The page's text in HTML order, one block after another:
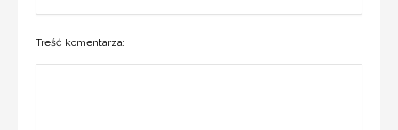
Treść komentarza: